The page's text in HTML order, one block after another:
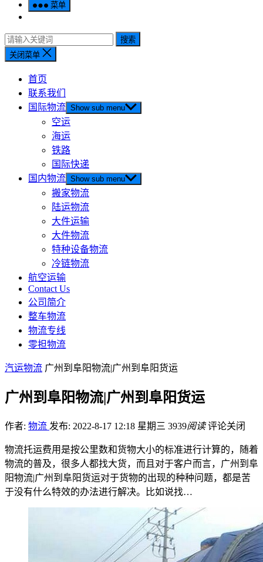
菜单
搜索
关闭菜单
首页
联系我们
国际物流 Show sub menu
空运
海运
铁路
国际快递
国内物流 Show sub menu
搬家物流
陆运物流
大件运输
大件物流
特种设备物流
冷链物流
航空运输
Contact Us
公司简介
整车物流
物流专线
零担物流
汽运物流 广州到阜阳物流|广州到阜阳货运
广州到阜阳物流|广州到阜阳货运
作者: 物流 发布: 2022-8-17 12:18 星期三 3939阅读 评论关闭
物流托运费用是按公里数和货物大小的标准进行计算的，随着
物流的普及，很多人都找大货，而且对于客户而言，广州到阜
阳物流|广州到阜阳货运对于货物的出现的种种问题，都是苦
于没有什么特效的办法进行解决。比如说找…